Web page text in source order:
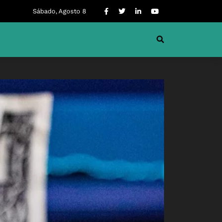
Sábado, Agosto 8